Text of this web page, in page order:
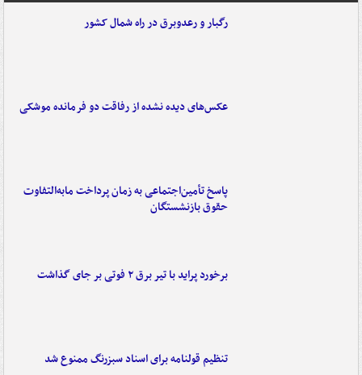
رگبار و رعدوبرق در راه شمال کشور
عکس‌های دیده نشده از رفاقت دو فرمانده‌ موشکی
پاسخ تأمین‌اجتماعی به زمان پرداخت مابه‌التفاوت
حقوق بازنشستگان
برخورد پراید با تیر برق ۲ فوتی بر جای گذاشت
تنظیم قولنامه برای اسناد سبزرنگ ممنوع شد